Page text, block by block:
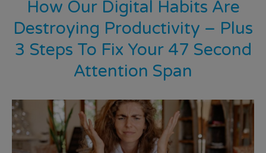
How Our Digital Habits Are
Destroying Productivity – Plus
3 Steps To Fix Your 47 Second
Attention Span